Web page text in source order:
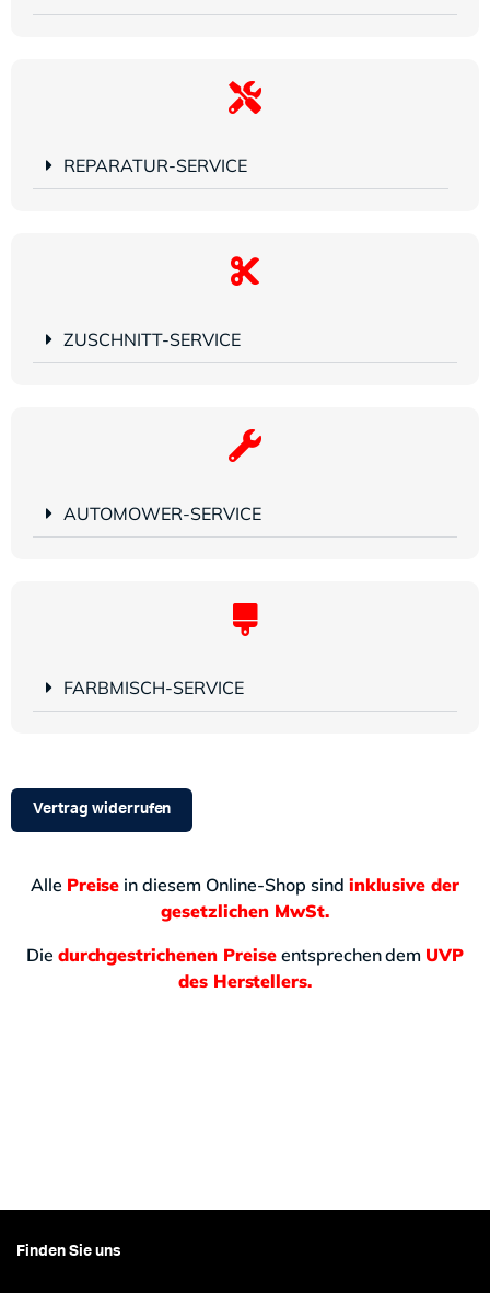
REPARATUR-SERVICE
ZUSCHNITT-SERVICE
AUTOMOWER-SERVICE
FARBMISCH-SERVICE
Vertrag widerrufen
Alle Preise in diesem Online-Shop sind inklusive der
gesetzlichen MwSt.
Die durchgestrichenen Preiseentsprechen dem UVP
des Herstellers.
Finden Sie uns